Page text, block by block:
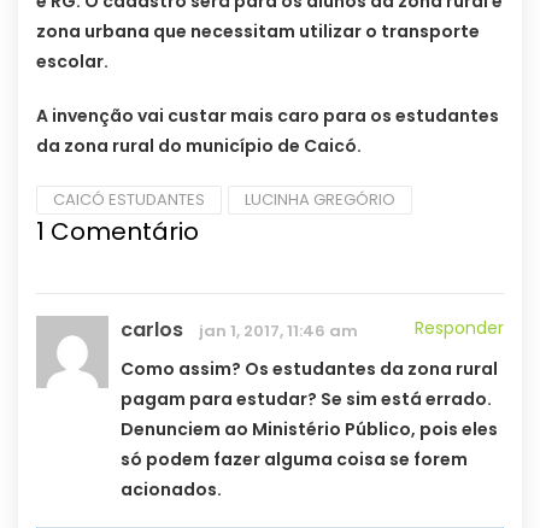
zona urbana que necessitam utilizar o transporte
escolar.
A invenção vai custar mais caro para os estudantes
da zona rural do município de Caicó.
CAICÓ ESTUDANTES LUCINHA GREGÓRIO
1 Comentário
carlos jan 1, 2017, 11:46 am
Responder
Como assim? Os estudantes da zona rural
pagam para estudar? Se sim está errado.
Denunciem ao Ministério Público, pois eles
só podem fazer alguma coisa se forem
acionados.